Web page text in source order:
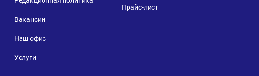
Вакансии
Наш офис
Услуги
Прайс-лист